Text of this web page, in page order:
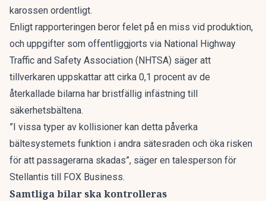
karossen ordentligt.
Enligt rapporteringen beror felet på en miss vid produktion,
och uppgifter som offentliggjorts via National Highway
Traffic and Safety Association (NHTSA) säger att
tillverkaren uppskattar att cirka 0,1 procent av de
återkallade bilarna har bristfällig infästning till
säkerhetsbältena.
”I vissa typer av kollisioner kan detta påverka
bältesystemets funktion i andra sätesraden och öka risken
för att passagerarna skadas”, säger en talesperson för
Stellantis till FOX Business.
Samtliga bilar ska kontrolleras